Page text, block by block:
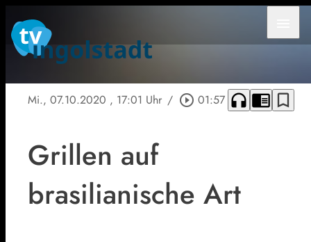
Mi., 07.10.2020 , 17:01 Uhr / play_circle_outline 01:57 headphones chrome_reader_mode bookmark_border
Grillen auf
brasilianische Art